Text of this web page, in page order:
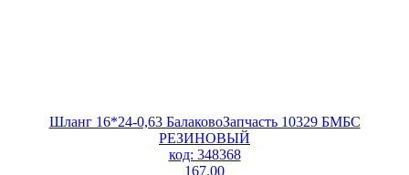
Шланг 16*24-0,63 БалаковоЗапчасть 10329 БМБС
РЕЗИНОВЫЙ
код: 348368
167.00